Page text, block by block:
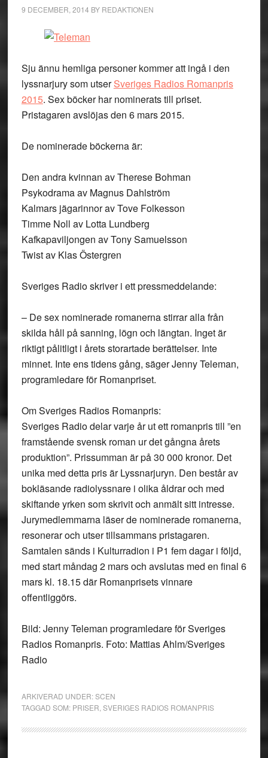
9 DECEMBER, 2014 BY REDAKTIONEN
Sju ännu hemliga personer kommer att ingå i den
lyssnarjury som utserSveriges Radios Romanpris
2015. Sex böcker har nominerats till priset.
Pristagaren avslöjas den 6 mars 2015.
De nominerade böckerna är:
Den andra kvinnan av Therese Bohman
Psykodrama av Magnus Dahlström
Kalmars jägarinnor av Tove Folkesson
Timme Noll av Lotta Lundberg
Kafkapaviljongen av Tony Samuelsson
Twist av Klas Östergren
Sveriges Radio skriver i ett pressmeddelande:
– De sex nominerade romanerna stirrar alla från
skilda håll på sanning, lögn och längtan. Inget är
riktigt pålitligt i årets storartade berättelser. Inte
minnet. Inte ens tidens gång, säger Jenny Teleman,
programledare för Romanpriset.
Om Sveriges Radios Romanpris:
Sveriges Radio delar varje år ut ett romanpris till ”en
framstående svensk roman ur det gångna årets
produktion”. Prissumman är på 30 000 kronor. Det
unika med detta pris är Lyssnarjuryn. Den består av
bokläsande radiolyssnare i olika åldrar och med
skiftande yrken som skrivit och anmält sitt intresse.
Jurymedlemmarna läser de nominerade romanerna,
resonerar och utser tillsammans pristagaren.
Samtalen sänds i Kulturradion i P1 fem dagar i följd,
med start måndag 2 mars och avslutas med en final 6
mars kl. 18.15 där Romanprisets vinnare
offentliggörs.
Bild: Jenny Teleman programledare för Sveriges
Radios Romanpris. Foto: Mattias Ahlm/Sveriges
Radio
ARKIVERAD UNDER:SCEN
TAGGAD SOM: PRISER SVERIGES RADIOS ROMANPRIS